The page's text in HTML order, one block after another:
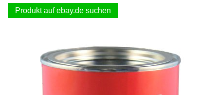
Produkt auf ebay.de suchen